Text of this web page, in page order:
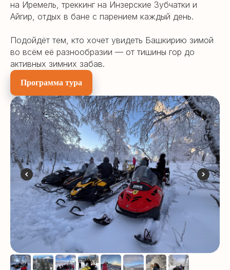
на Иремель, треккинг на Инзерские Зубчатки и
Айгир, отдых в бане с парением каждый день.
Подойдёт тем, кто хочет увидеть Башкирию зимой
во всём её разнообразии — от тишины гор до
активных зимних забав.
Программа тура